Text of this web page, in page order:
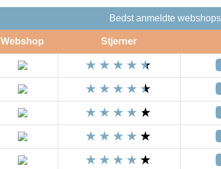
Bedst anmeldte webshops
Webshop Stjerner